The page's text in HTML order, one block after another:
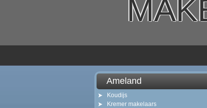
Ameland
Koudijs
Kremer makelaars